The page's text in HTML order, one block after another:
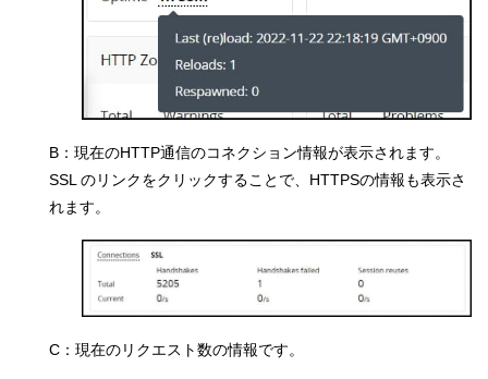
B：現在のHTTP通信のコネクション情報が表示されます。
SSL のリンクをクリックすることで、HTTPSの情報も表示さ
れます。
C：現在のリクエスト数の情報です。